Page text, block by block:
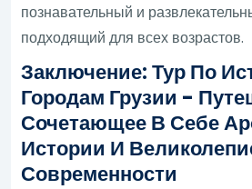
познавательный и
подходящий для всех возрастов.
Заключение: Тур По
Городам Грузии -
Сочетающее В Себе
Истории И
Современности